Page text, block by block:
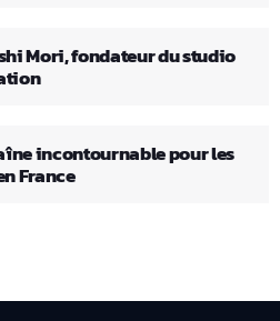
Mori, fondateur du studio
incontournable pour les
France